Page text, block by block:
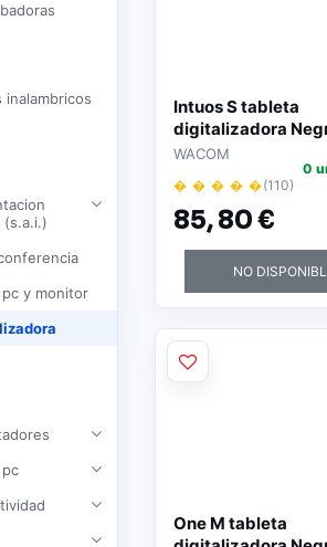
inalambricos
(s.a.i.)
pc y monitor
pc
Intuos S tableta
digitalizadora
líneas por pulgada
WACOM
� � � � �(110)
85,80 €
0
NO
One M tableta